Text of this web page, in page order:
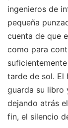
ingenieros de
pequeña
cuenta de que
como para
tarde de sol. El
guarda su libro
dejando atrás
fin, el silencio